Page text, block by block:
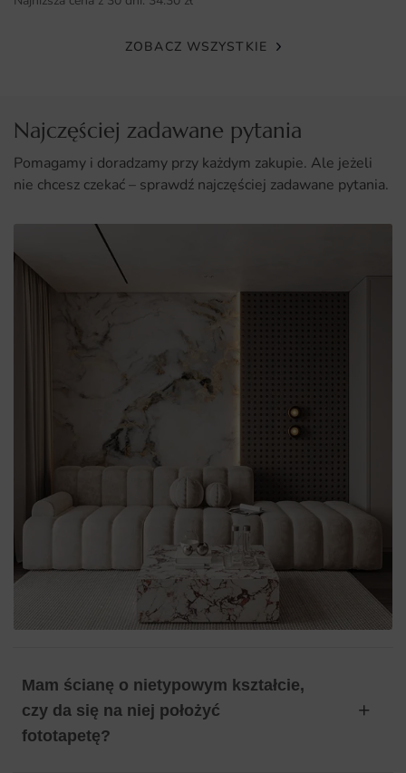
Dlaczego warto wybrać tę fototapetę
długotrwałe użytkowanie.
indywidualne dopasowanie.
w dekoracji wnętrz.
ZOBACZ WSZYSTKIE
Najczęściej zadawane pytania
Pomagamy i doradzamy przy każdym zakupie. Ale jeżeli
nie chcesz czekać – sprawdź najczęściej zadawane pytania.
Mam ścianę o nietypowym kształcie,
czy da się na niej położyć
fototapetę?